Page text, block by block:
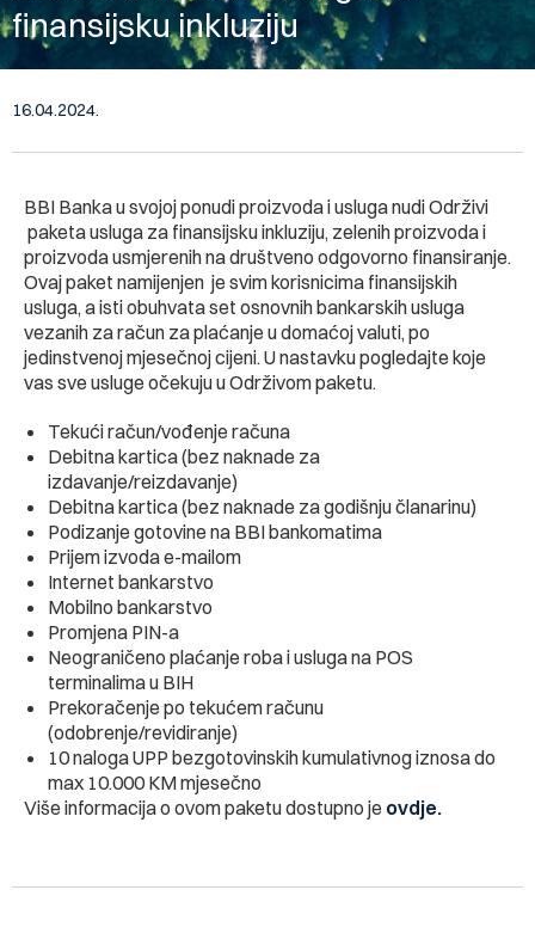
finansijsku inkluziju
16.04.2024.
BBI Banka u svojoj ponudi proizvoda i usluga nudi Održivi
paketa usluga za finansijsku inkluziju, zelenih proizvoda i
proizvoda usmjerenih na društveno odgovorno finansiranje.
Ovaj paket namijenjen je svim korisnicima finansijskih
usluga, a isti obuhvata set osnovnih bankarskih usluga
vezanih za račun za plaćanje u domaćoj valuti, po
jedinstvenoj mjesečnoj cijeni. U nastavku pogledajte koje
vas sve usluge očekuju u Održivom paketu.
Tekući račun/vođenje računa
Debitna kartica (bez naknade za
izdavanje/reizdavanje)
Debitna kartica (bez naknade za godišnju članarinu)
Podizanje gotovine na BBI bankomatima
Prijem izvoda e-mailom
Internet bankarstvo
Mobilno bankarstvo
Promjena PIN-a
Neograničeno plaćanje roba i usluga na POS
terminalima u BIH
Prekoračenje po tekućem računu
(odobrenje/revidiranje)
10 naloga UPP bezgotovinskih kumulativnog iznosa do
max 10.000 KM mjesečno
Više informacija o ovom paketu dostupno je ovdje.